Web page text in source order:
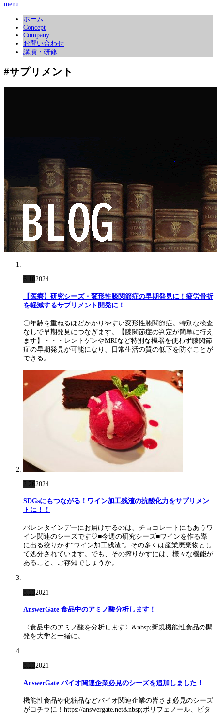
menu
ホーム
Concept
Company
お問い合わせ
講演・研修
#サプリメント
6.102024
【医療】研究シーズ・変形性膝関節症の早期発見に！疲労骨折
を軽減するサプリメント開発に！
〇年齢を重ねるほどかかりやすい変形性膝関節症。特別な検査
なしで早期発見につなぎます。【膝関節症の判定が簡単に行え
ます】・・・レントゲンやMRIなど特別な機器を使わず膝関節
症の早期発見が可能になり、日常生活の質の低下を防ぐことが
できる。
2.262024
SDGsにもつながる！ワイン加工残渣の抗酸化力をサプリメン
トに！！
バレンタインデーにお届けするのは、チョコレートにもあうワ
イン関連のシーズです♡■今週の研究シーズ■ワインを作る際
に出る絞りかす“ワイン加工残渣”。その多くは産業廃棄物とし
て処分されています。でも、その搾りかすには、様々な機能が
あること、ご存知でしょうか。
8.232021
AnswerGate 食品中のアミノ酸分析します！
〈食品中のアミノ酸を分析します〉&nbsp;新規機能性食品の開
発を大学と一緒に。
8.232021
AnswerGate バイオ関連企業必見のシーズを追加しました！
機能性食品や化粧品などバイオ関連企業の皆さま必見のシーズ
がコチラに！https://answergate.net&nbsp;ポリフェノール、ビタ